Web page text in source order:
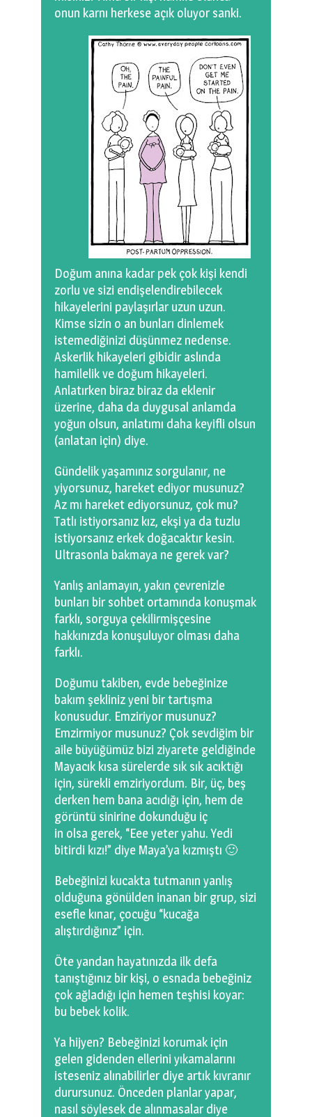
onun karnı herkese açık oluyor sanki.
Doğum anına kadar pek çok kişi kendi
zorlu ve sizi endişelendirebilecek
hikayelerini paylaşırlar uzun uzun.
Kimse sizin o an bunları dinlemek
istemediğinizi düşünmez nedense.
Askerlik hikayeleri gibidir aslında
hamilelik ve doğum hikayeleri.
Anlatırken biraz biraz da eklenir
üzerine, daha da duygusal anlamda
yoğun olsun, anlatımı daha keyifli olsun
(anlatan için) diye.
Gündelik yaşamınız sorgulanır, ne
yiyorsunuz, hareket ediyor musunuz?
Az mı hareket ediyorsunuz, çok mu?
Tatlı istiyorsanız kız, ekşi ya da tuzlu
istiyorsanız erkek doğacaktır kesin.
Ultrasonla bakmaya ne gerek var?
Yanlış anlamayın, yakın çevrenizle
bunları bir sohbet ortamında konuşmak
farklı, sorguya çekilirmişçesine
hakkınızda konuşuluyor olması daha
farklı.
Doğumu takiben, evde bebeğinize
bakım şekliniz yeni bir tartışma
konusudur. Emziriyor musunuz?
Emzirmiyor musunuz? Çok sevdiğim bir
aile büyüğümüz bizi ziyarete geldiğinde
Mayacık kısa sürelerde sık sık acıktığı
için, sürekli emziriyordum. Bir, üç, beş
derken hem bana acıdığı için, hem de
görüntü sinirine dokunduğu iç
in olsa gerek, “Eee yeter yahu. Yedi
bitirdi kızı!” diye Maya’ya kızmıştı 🙂
Bebeğinizi kucakta tutmanın yanlış
olduğuna gönülden inanan bir grup, sizi
esefle kınar, çocuğu “kucağa
alıştırdığınız” için.
Öte yandan hayatınızda ilk defa
tanıştığınız bir kişi, o esnada bebeğiniz
çok ağladığı için hemen teşhisi koyar:
bu bebek kolik.
Ya hijyen? Bebeğinizi korumak için
gelen gidenden ellerini yıkamalarını
isteseniz alınabilirler diye artık kıvranır
durursunuz. Önceden planlar yapar,
nasıl söylesek de alınmasalar diye